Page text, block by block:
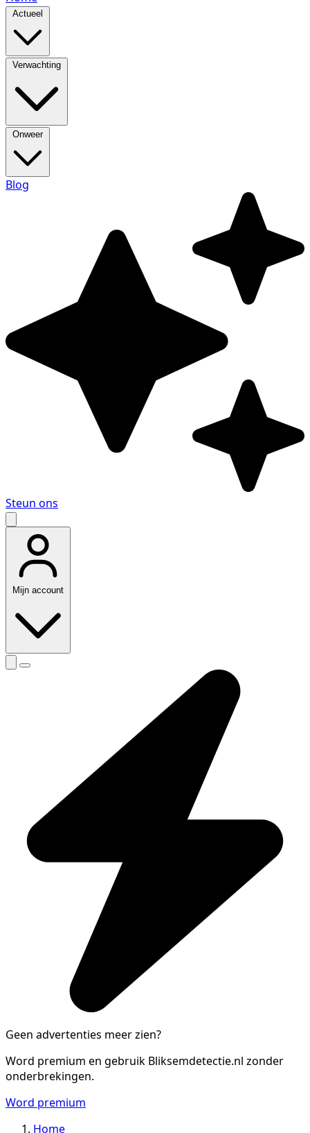
Actueel
Verwachting
Onweer
Blog
Steun ons
Mijn account
Geen advertenties meer zien?
Word premium en gebruik Bliksemdetectie.nl zonder
onderbrekingen.
Word premium
Home